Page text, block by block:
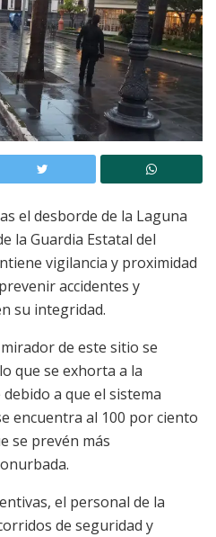
el desborde de la Laguna
la Guardia Estatal del
vigilancia y proximidad
accidentes y
su integridad.
de este sitio se
que se exhorta a la
a que el sistema
encuentra al 100 por ciento
se prevén más
el personal de la
de seguridad y